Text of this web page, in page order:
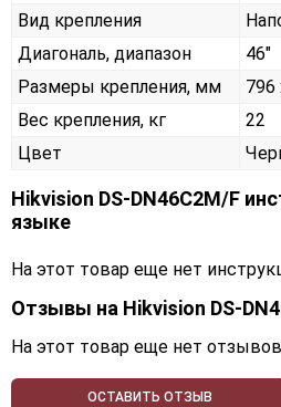
Вид крепления
Диагональ, диапазон
46"
Размеры крепления, мм
796
Вес крепления, кг
22
Цвет
Hikvision DS-DN46C2M/F
языке
На этот товар еще нет
Отзывы на Hikvision DS-
На этот товар еще нет
ОСТАВИТЬ ОТЗЫВ